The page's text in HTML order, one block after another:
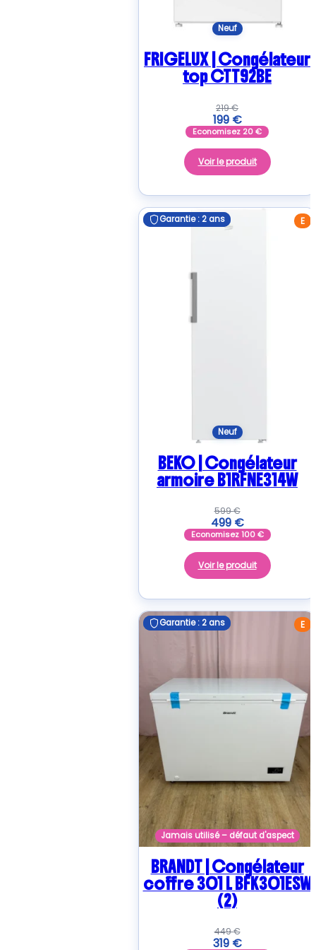
Neuf
FRIGELUX | Congélateur
top CTT92BE
219€
199 €
Economisez 20€
Voir le produit
E
Garantie : 2 ans
Neuf
Garantie : 2 ans
BEKO | Congélateur
armoire B1RFNE314W
599€
499 €
Economisez100€
Voir le produit
E
Garantie : 2 ans
Jamais utilisé – défaut d'aspect
Garantie : 2 ans
BRANDT | Congélateur
coffre 301 L BFK301ESW
(2)
449€
319 €